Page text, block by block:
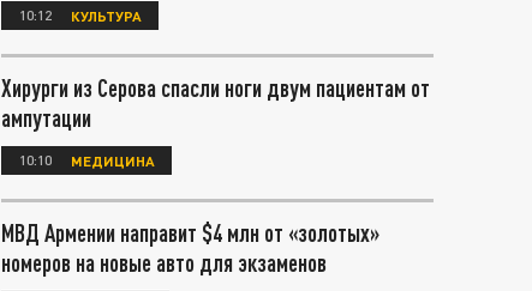
10:12 КУЛЬТУРА
Хирурги из Серова спасли ноги двум пациентам от
ампутации
10:10 МЕДИЦИНА
МВД Армении направит $4 млн от «золотых»
номеров на новые авто для экзаменов